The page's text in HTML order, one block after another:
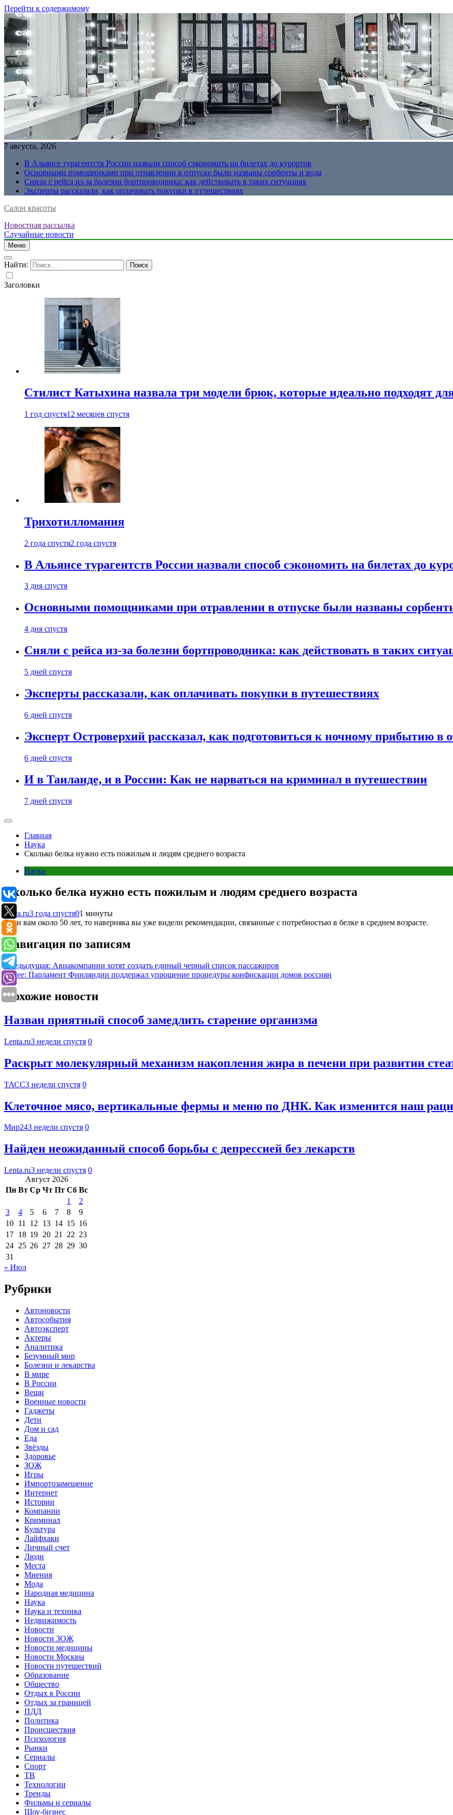
Перейти к содержимому
7 августа, 2026
В Альянсе турагентств России назвали способ сэкономить на билетах до курортов
Основными помощниками при отравлении в отпуске были названы сорбенты и вода
Сняли с рейса из-за болезни бортпроводника: как действовать в таких ситуациях
Эксперты рассказали, как оплачивать покупки в путешествиях
Салон красоты
Новостная рассылка
Случайные новости
Меню
Найти:
Заголовки
Стилист Катыхина назвала три модели брюк, которые идеально подходят
1 год спустя12 месяцев спустя
Трихотилломания
2 года спустя2 года спустя
В Альянсе турагентств России назвали способ сэкономить на билетах до
3 дня спустя
Основными помощниками при отравлении в отпуске были названы
4 дня спустя
Сняли с рейса из-за болезни бортпроводника: как действовать в таких
5 дней спустя
Эксперты рассказали, как оплачивать покупки в путешествиях
6 дней спустя
Эксперт Островерхий рассказал, как подготовиться к ночному прибытию в
6 дней спустя
И в Таиланде, и в России: Как не нарваться на криминал в путешествии
7 дней спустя
Главная
Наука
Сколько белка нужно есть пожилым и людям среднего возраста
Наука
Сколько белка нужно есть пожилым и людям среднего возраста
Ferra.ru3 года спустя01 минуты
Если вам около 50 лет, то наверняка вы уже видели рекомендации, связанные с потребностью в белке в среднем возрасте.
Навигация по записям
Предыдущая: Авиакомпании хотят создать единый черный список пассажиров
Далее: Парламент Финляндии поддержал упрощение процедуры конфискации домов россиян
Похожие новости
Назван приятный способ замедлить старение организма
Lenta.ru3 недели спустя 0
Раскрыт молекулярный механизм накопления жира в печени при развитии
ТАСС3 недели спустя 0
Клеточное мясо, вертикальные фермы и меню по ДНК. Как изменится наш
Мир243 недели спустя 0
Найден неожиданный способ борьбы с депрессией без лекарств
Lenta.ru3 недели спустя 0
Август 2026
Пн Вт Ср Чт Пт Сб Вс
1
2
3
4 5 6 7 8
9
10 11 12 13 14 15 16
17 18 19 20 21 22 23
24 25 26 27 28 29 30
31
« Июл
Рубрики
Автоновости
Автособытия
Автоэксперт
Актеры
Аналитика
Безумный мир
Болезни и лекарства
В мире
В России
Вещи
Военные новости
Гаджеты
Дети
Дом и сад
Еда
Звёзды
Здоровье
ЗОЖ
Игры
Импортозамещение
Интернет
Истории
Компании
Криминал
Культура
Лайфхаки
Личный счет
Люди
Места
Мнения
Мода
Народная медицина
Наука
Наука и техника
Недвижимость
Новости
Новости ЗОЖ
Новости медицины
Новости Москвы
Новости путешествий
Образование
Общество
Отдых в России
Отдых за границей
ПДД
Политика
Происшествия
Психология
Рынки
Сериалы
Спорт
ТВ
Технологии
Тренды
Фильмы и сериалы
Шоу-бизнес